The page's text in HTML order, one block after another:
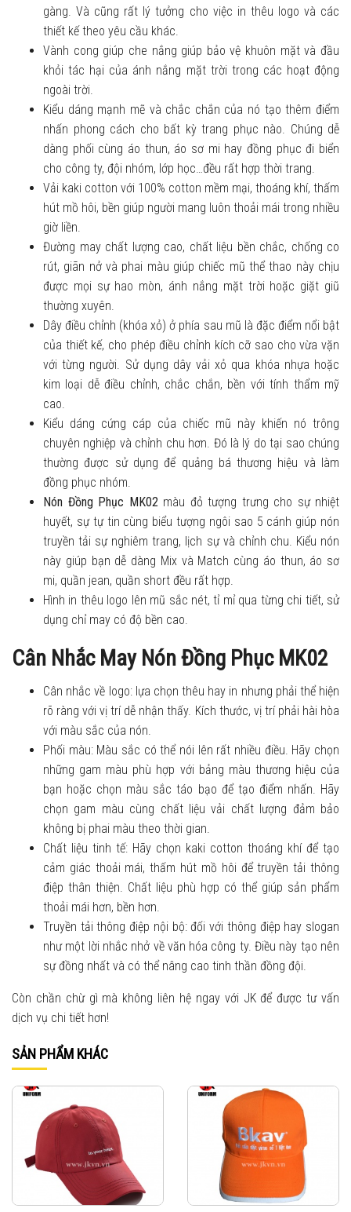
gàng. Và cũng rất lý tưởng cho việc in thêu logo và các
thiết kế theo yêu cầu khác.
Vành cong giúp che nắng giúp bảo vệ khuôn mặt và đầu
khỏi tác hại của ánh nắng mặt trời trong các hoạt động
ngoài trời.
Kiểu dáng mạnh mẽ và chắc chắn của nó tạo thêm điểm
nhấn phong cách cho bất kỳ trang phục nào. Chúng dễ
dàng phối cùng áo thun, áo sơ mi hay đồng phục đi biển
cho công ty, đội nhóm, lớp học…đều rất hợp thời trang.
Vải kaki cotton với 100% cotton mềm mại, thoáng khí, thấm
hút mồ hôi, bền giúp người mang luôn thoải mái trong nhiều
giờ liền.
Đường may chất lượng cao, chất liệu bền chắc, chống co
rút, giãn nở và phai màu giúp chiếc mũ thể thao này chịu
được mọi sự hao mòn, ánh nắng mặt trời hoặc giặt giũ
thường xuyên.
Dây điều chỉnh (khóa xỏ) ở phía sau mũ là đặc điểm nổi bật
của thiết kế, cho phép điều chỉnh kích cỡ sao cho vừa vặn
với từng người. Sử dụng dây vải xỏ qua khóa nhựa hoặc
kim loại dễ điều chỉnh, chắc chắn, bền với tính thẩm mỹ
cao.
Kiểu dáng cứng cáp của chiếc mũ này khiến nó trông
chuyên nghiệp và chỉnh chu hơn. Đó là lý do tại sao chúng
thường được sử dụng để quảng bá thương hiệu và làm
đồng phục nhóm.
Nón Đồng Phục MK02 màu đỏ tượng trưng cho sự nhiệt
huyết, sự tự tin cùng biểu tượng ngôi sao 5 cánh giúp nón
truyền tải sự nghiêm trang, lịch sự và chỉnh chu. Kiểu nón
này giúp bạn dễ dàng Mix và Match cùng áo thun, áo sơ
mi, quần jean, quần short đều rất hợp.
Hình in thêu logo lên mũ sắc nét, tỉ mỉ qua từng chi tiết, sử
dụng chỉ may có độ bền cao.
Cân Nhắc May Nón Đồng Phục MK02
Cân nhắc về logo: lựa chọn thêu hay in nhưng phải thể hiện
rõ ràng với vị trí dễ nhận thấy. Kích thước, vị trí phải hài hòa
với màu sắc của nón.
Phối màu: Màu sắc có thể nói lên rất nhiều điều. Hãy chọn
những gam màu phù hợp với bảng màu thương hiệu của
bạn hoặc chọn màu sắc táo bạo để tạo điểm nhấn. Hãy
chọn gam màu cùng chất liệu vải chất lượng đảm bảo
không bị phai màu theo thời gian.
Chất liệu tinh tế: Hãy chọn kaki cotton thoáng khí để tạo
cảm giác thoải mái, thấm hút mồ hôi để truyền tải thông
điệp thân thiện. Chất liệu phù hợp có thể giúp sản phẩm
thoải mái hơn, bền hơn.
Truyền tải thông điệp nội bộ: đối với thông điệp hay slogan
như một lời nhắc nhở về văn hóa công ty. Điều này tạo nên
sự đồng nhất và có thể nâng cao tinh thần đồng đội.
Còn chần chừ gì mà không liên hệ ngay với JK để được tư vấn
dịch vụ chi tiết hơn!
SẢN PHẨM KHÁC